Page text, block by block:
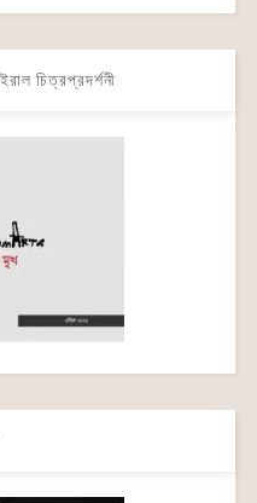
চিত্রপ্রদর্শনী